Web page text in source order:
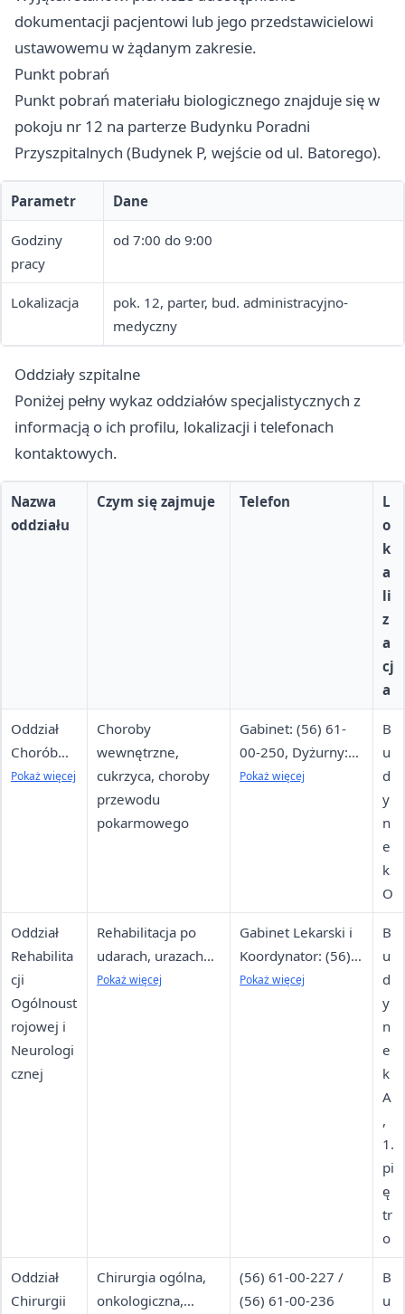
dokumentacji pacjentowi lub jego przedstawicielowi
ustawowemu w żądanym zakresie.
Punkt pobrań
Punkt pobrań materiału biologicznego znajduje się w
pokoju nr 12 na parterze Budynku Poradni
Przyszpitalnych (Budynek P, wejście od ul. Batorego).
Parametr Dane
Godziny
pracy
od 7:00 do 9:00
Lokalizacja
pok. 12, parter, bud. administracyjno-
medyczny
Oddziały szpitalne
Poniżej pełny wykaz oddziałów specjalistycznych z
informacją o ich profilu, lokalizacji i telefonach
kontaktowych.
Nazwa
oddziału
Czym się zajmuje Telefon
L
o
k
a
li
z
a
cj
a
Oddział
Chorób
Wewnętrz
Pokaż więcej
Choroby
wewnętrzne,
cukrzyca, choroby
przewodu
pokarmowego
Gabinet: (56) 61-
00-250, Dyżurny:
(56) 61-00-232,
Pokaż więcej
B
u
d
y
n
e
k
O
Oddział
Rehabilita
cji
Ogólnoust
rojowej i
Neurologi
cznej
Rehabilitacja po
udarach, urazach
czaszkowo-
Pokaż więcej
Gabinet Lekarski i
Koordynator: (56)
61-00-286,
Pokaż więcej
B
u
d
y
n
e
k
A
,
1.
pi
ę
tr
o
Oddział
Chirurgii
Chirurgia ogólna,
onkologiczna,
(56) 61-00-227 /
(56) 61-00-236
B
u